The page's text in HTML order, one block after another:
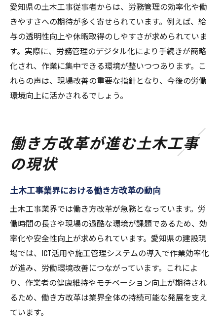
給与や待遇面からみる土木工事の魅力
土木工事の給与水準と待遇の傾向を解説
働きやすさを重視した土木工事の魅力
愛知県で目指す土木工事の収入アップ術
待遇面で選ばれる土木工事職のメリット
土木工事現場で感じる福利厚生の充実度
愛知県の土木工事従事者からは、労務管理の効率化や働
きやすさへの期待が多く寄せられています。例えば、給
与の透明性向上や休暇取得のしやすさが求められていま
す。実際に、労務管理のデジタル化により手続きが簡略
化され、作業に集中できる環境が整いつつあります。こ
れらの声は、現場改善の重要な指針となり、今後の労働
環境向上に活かされるでしょう。
働き方改革が進む土木工事
の現状
土木工事業界における働き方改革の動向
土木工事業界では働き方改革が急務となっています。労
働時間の長さや現場の過酷な環境が課題であるため、効
率化や安全性向上が求められています。愛知県の建設現
場では、ICT活用や施工管理システムの導入で作業効率化
が進み、労働環境改善につながっています。これによ
り、作業者の健康維持やモチベーション向上が期待され
るため、働き方改革は業界全体の持続可能な発展を支え
ています。